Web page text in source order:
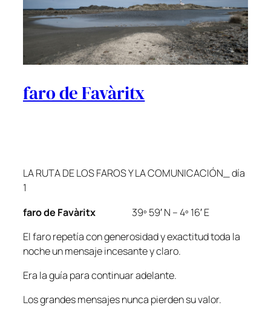
faro de Favàritx
LA RUTA DE LOS FAROS Y LA COMUNICACIÓN_ día
1
faro de Favàritx 39º 59′ N – 4º 16′ E
El faro repetía con generosidad y exactitud toda la
noche un mensaje incesante y claro.
Era la guía para continuar adelante.
Los grandes mensajes nunca pierden su valor.